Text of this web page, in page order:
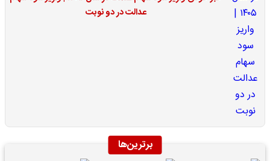
عدالت در دو نوبت
برترین‌ها